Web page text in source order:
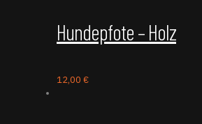
Hundepfote – Holz
12,00 €